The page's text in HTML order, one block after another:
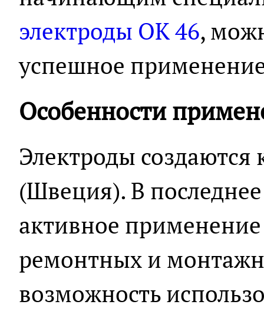
электроды ОК 46,
успешное
Особенности
Электроды
(Швеция). В
активное
ремонтных и
возможность